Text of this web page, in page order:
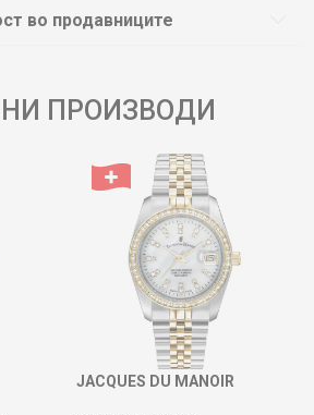
во продавниците
ПРОИЗВОДИ
JACQUES DU MANOIR